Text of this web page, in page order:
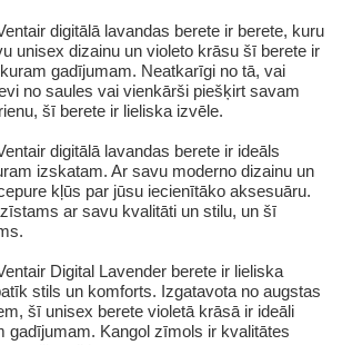
digitālā lavandas berete ir berete, kuru
unisex dizainu un violeto krāsu šī berete ir
gadījumam. Neatkarīgi no tā, vai
no saules vai vienkārši piešķirt savam
šī berete ir lieliska izvēle.
digitālā lavandas berete ir ideāls
izskatam. Ar savu moderno dizainu un
kļūs par jūsu iecienītāko aksesuāru.
ar savu kvalitāti un stilu, un šī
Digital Lavender berete ir lieliska
stils un komforts. Izgatavota no augstas
šī unisex berete violetā krāsā ir ideāli
gadījumam. Kangol zīmols ir kvalitātes